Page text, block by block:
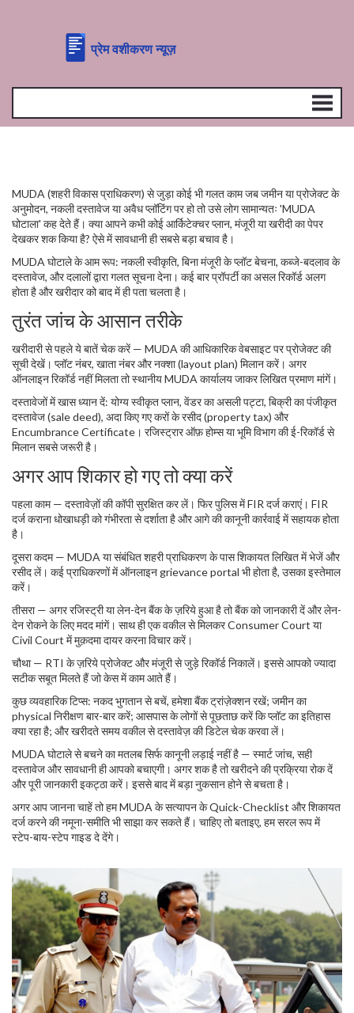
MUDA (शहरी विकास प्राधिकरण) से जुड़ा कोई भी गलत काम जब जमीन या प्रोजेक्ट के
अनुमोदन, नकली दस्तावेज या अवैध प्लॉटिंग पर हो तो उसे लोग सामान्यतः 'MUDA
घोटाला' कह देते हैं। क्या आपने कभी कोई आर्किटेक्चर प्लान, मंजूरी या खरीदी का पेपर
देखकर शक किया है? ऐसे में सावधानी ही सबसे बड़ा बचाव है।
MUDA घोटाले के आम रूप: नकली स्वीकृति, बिना मंजूरी के प्लॉट बेचना, कब्जे-बदलाव के
दस्तावेज, और दलालों द्वारा गलत सूचना देना। कई बार प्रॉपर्टी का असल रिकॉर्ड अलग
होता है और खरीदार को बाद में ही पता चलता है।
तुरंत जांच के आसान तरीके
खरीदारी से पहले ये बातें चेक करें — MUDA की आधिकारिक वेबसाइट पर प्रोजेक्ट की
सूची देखें। प्लॉट नंबर, खाता नंबर और नक्शा (layout plan) मिलान करें। अगर
ऑनलाइन रिकॉर्ड नहीं मिलता तो स्थानीय MUDA कार्यालय जाकर लिखित प्रमाण मांगें।
दस्तावेजों में खास ध्यान दें: योग्य स्वीकृत प्लान, वेंडर का असली पट्टा, बिक्री का पंजीकृत
दस्‍तावेज (sale deed), अदा किए गए करों के रसीद (property tax) और
Encumbrance Certificate। रजिस्ट्रार ऑफ़ होम्स या भूमि विभाग की ई-रिकॉर्ड से
मिलान सबसे जरूरी है।
अगर आप शिकार हो गए तो क्या करें
पहला काम — दस्तावेज़ों की कॉपी सुरक्षित कर लें। फिर पुलिस में FIR दर्ज कराएं। FIR
दर्ज कराना धोखाधड़ी को गंभीरता से दर्शाता है और आगे की कानूनी कार्रवाई में सहायक होता
है।
दूसरा कदम — MUDA या संबंधित शहरी प्राधिकरण के पास शिकायत लिखित में भेजें और
रसीद लें। कई प्राधिकरणों में ऑनलाइन grievance portal भी होता है, उसका इस्तेमाल
करें।
तीसरा — अगर रजिस्ट्री या लेन-देन बैंक के ज़रिये हुआ है तो बैंक को जानकारी दें और लेन-
देन रोकने के लिए मदद मांगें। साथ ही एक वकील से मिलकर Consumer Court या
Civil Court में मुक़दमा दायर करना विचार करें।
चौथा — RTI के ज़रिये प्रोजेक्ट और मंजूरी से जुड़े रिकॉर्ड निकालें। इससे आपको ज्यादा
सटीक सबूत मिलते हैं जो केस में काम आते हैं।
कुछ व्यवहारिक टिप्स: नकद भुगतान से बचें, हमेशा बैंक ट्रांज़ेक्शन रखें; जमीन का
physical निरीक्षण बार-बार करें; आसपास के लोगों से पूछताछ करें कि प्लॉट का इतिहास
क्या रहा है; और खरीदते समय वकील से दस्तावेज़ की डिटेल चेक करवा लें।
MUDA घोटाले से बचने का मतलब सिर्फ कानूनी लड़ाई नहीं है — स्मार्ट जांच, सही
दस्तावेज और सावधानी ही आपको बचाएगी। अगर शक है तो खरीदने की प्रक्रिया रोक दें
और पूरी जानकारी इकट्ठा करें। इससे बाद में बड़ा नुकसान होने से बचता है।
अगर आप जानना चाहें तो हम MUDA के सत्यापन के Quick-Checklist और शिकायत
दर्ज करने की नमूना-समीति भी साझा कर सकते हैं। चाहिए तो बताइए, हम सरल रूप में
स्टेप-बाय-स्टेप गाइड दे देंगे।